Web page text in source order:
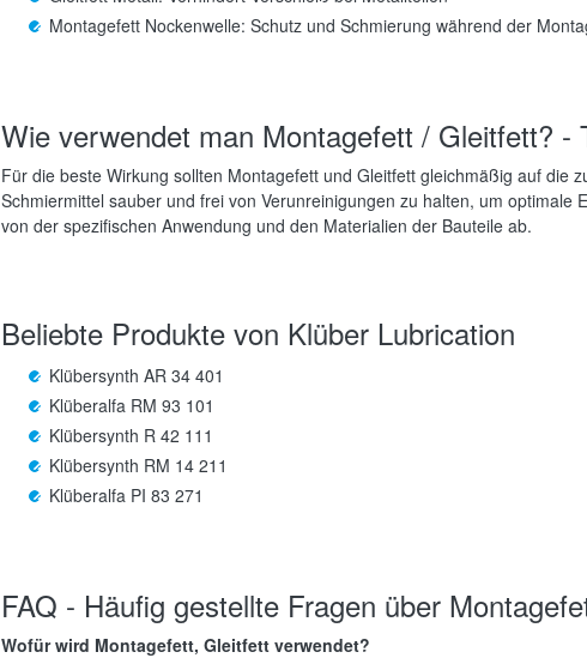
Montagefett Nockenwelle: Schutz und Schmierung während der
Wie verwendet man Montagefett / Gleitfett? -
Für die beste Wirkung sollten Montagefett und Gleitfett gleichmäßig auf die
Schmiermittel sauber und frei von Verunreinigungen zu halten, um
von der spezifischen Anwendung und den Materialien der Bauteile ab.
Beliebte Produkte von Klüber Lubrication
Klübersynth AR 34 401
Klüberalfa RM 93 101
Klübersynth R 42 111
Klübersynth RM 14 211
Klüberalfa PI 83 271
FAQ - Häufig gestellte Fragen über
Wofür wird Montagefett, Gleitfett verwendet?